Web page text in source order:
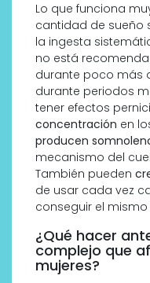
Lo que funciona
cantidad de sueño
la ingesta
no está
durante poco más
durante periodos
tener efectos
concentración en
producen
mecanismo del
También pueden
de usar cada vez
conseguir el mismo
¿Qué hacer
complejo que
mujeres?